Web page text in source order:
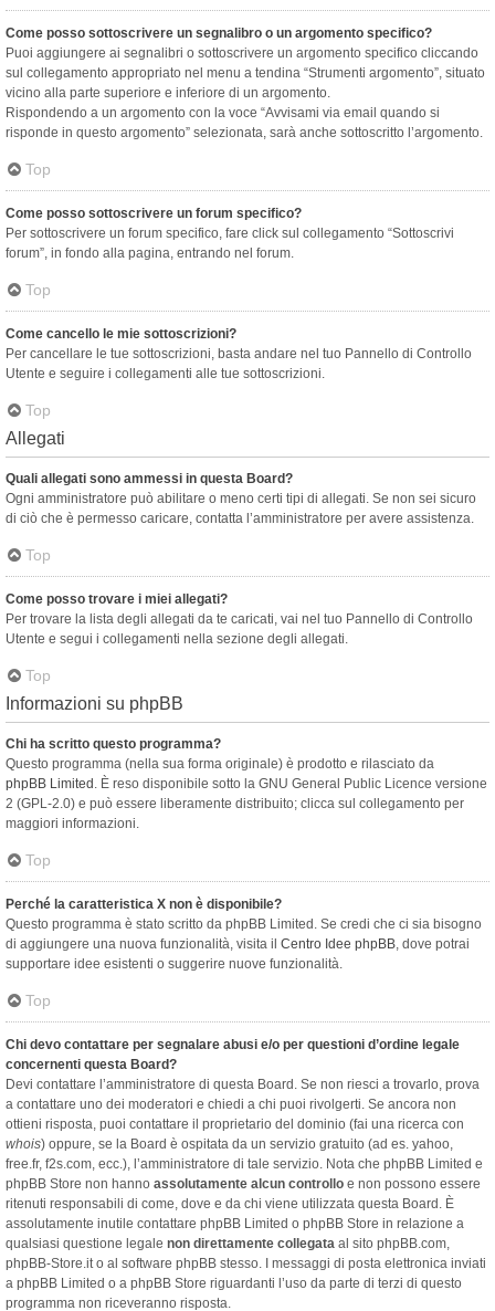
Come posso sottoscrivere un segnalibro o un argomento specifico?
Puoi aggiungere ai segnalibri o sottoscrivere un argomento specifico cliccando
sul collegamento appropriato nel menu a tendina “Strumenti argomento”, situato
vicino alla parte superiore e inferiore di un argomento.
Rispondendo a un argomento con la voce “Avvisami via email quando si
risponde in questo argomento” selezionata, sarà anche sottoscritto l’argomento.
Top
Come posso sottoscrivere un forum specifico?
Per sottoscrivere un forum specifico, fare click sul collegamento “Sottoscrivi
forum”, in fondo alla pagina, entrando nel forum.
Top
Come cancello le mie sottoscrizioni?
Per cancellare le tue sottoscrizioni, basta andare nel tuo Pannello di Controllo
Utente e seguire i collegamenti alle tue sottoscrizioni.
Top
Allegati
Quali allegati sono ammessi in questa Board?
Ogni amministratore può abilitare o meno certi tipi di allegati. Se non sei sicuro
di ciò che è permesso caricare, contatta l’amministratore per avere assistenza.
Top
Come posso trovare i miei allegati?
Per trovare la lista degli allegati da te caricati, vai nel tuo Pannello di Controllo
Utente e segui i collegamenti nella sezione degli allegati.
Top
Informazioni su phpBB
Chi ha scritto questo programma?
Questo programma (nella sua forma originale) è prodotto e rilasciato da
phpBB Limited . È reso disponibile sotto la GNU General Public Licence versione
2 (GPL-2.0) e può essere liberamente distribuito; clicca sul collegamento per
maggiori informazioni.
Top
Perché la caratteristica X non è disponibile?
Questo programma è stato scritto da phpBB Limited. Se credi che ci sia bisogno
di aggiungere una nuova funzionalità, visita il Centro Idee phpBB, dove potrai
supportare idee esistenti o suggerire nuove funzionalità.
Top
Chi devo contattare per segnalare abusi e/o per questioni d’ordine legale
concernenti questa Board?
Devi contattare l’amministratore di questa Board. Se non riesci a trovarlo, prova
a contattare uno dei moderatori e chiedi a chi puoi rivolgerti. Se ancora non
ottieni risposta, puoi contattare il proprietario del dominio (fai una ricerca con
whois) oppure, se la Board è ospitata da un servizio gratuito (ad es. yahoo,
free.fr, f2s.com, ecc.), l’amministratore di tale servizio. Nota che phpBB Limited e
phpBB Store non hanno assolutamente alcun controllo e non possono essere
ritenuti responsabili di come, dove e da chi viene utilizzata questa Board. È
assolutamente inutile contattare phpBB Limited o phpBB Store in relazione a
qualsiasi questione legale non direttamente collegata al sito phpBB.com,
phpBB-Store.it o al software phpBB stesso. I messaggi di posta elettronica inviati
a phpBB Limited o a phpBB Store riguardanti l’uso da parte di terzi di questo
programma non riceveranno risposta.